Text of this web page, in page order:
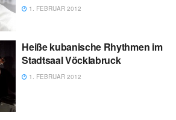
1. FEBRUAR 2012
Heiße kubanische Rhythmen im
Stadtsaal Vöcklabruck
1. FEBRUAR 2012